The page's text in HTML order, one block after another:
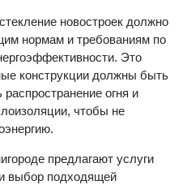
новостроек должно
нормам и требованиям по
Это
конструкции должны быть
огня и
чтобы не
предлагают услуги
выбор подходящей